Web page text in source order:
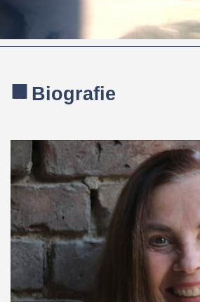
■ Biografie